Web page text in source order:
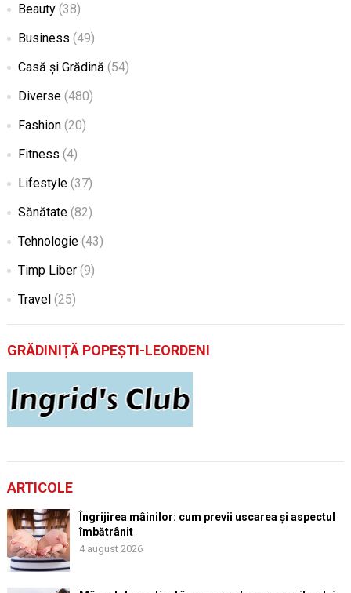
Beauty(38)
Business (49)
Casă și Grădină (54)
Diverse(480)
Fashion(20)
Fitness (4)
Lifestyle(37)
Sănătate(82)
Tehnologie(43)
Timp Liber(9)
Travel (25)
GRĂDINIȚĂ POPEȘTI-LEORDENI
ARTICOLE
Îngrijirea mâinilor: cum previi uscarea și aspectul
îmbătrânit
4 august 2026